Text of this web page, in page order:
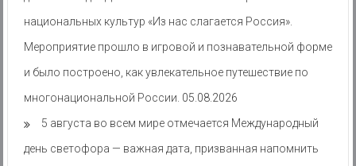
национальных культур «Из нас слагается Россия».
Мероприятие прошло в игровой и познавательной форме
и было построено, как увлекательное путешествие по
многонациональной России. 05.08.2026
5 августа во всем мире отмечается Международный
день светофора — важная дата, призванная напомнить